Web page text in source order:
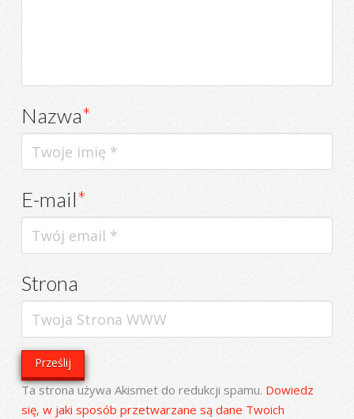
Nazwa*
E-mail*
Strona
Ta strona używa Akismet do redukcji spamu. Dowiedz
się, w jaki sposób przetwarzane są dane Twoich